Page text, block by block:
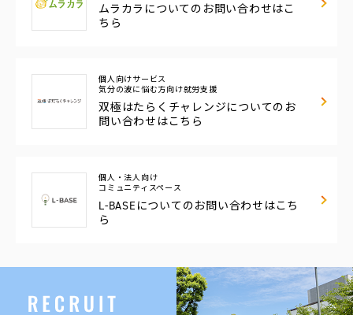
ムラカラについての お問い合わせはこ
ちら
個人向けサービス
気分の波に悩む方向け就労支援
双極はたらくチャレンジについてのお
問い合わせはこちら
個人・法人向け
コミュニティスペース
L-BASEについてのお問い合わせはこち
ら